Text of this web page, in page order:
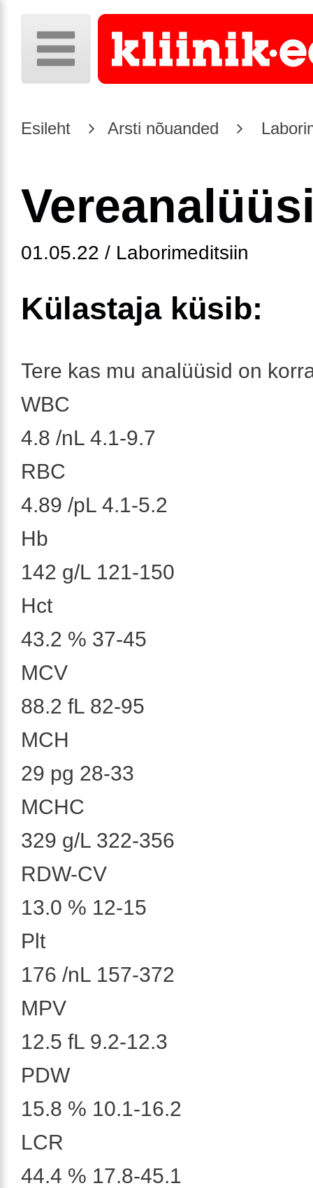
Esileht Arsti nõuanded
01.05.22 / Laborimeditsiin
Külastaja küsib:
Tere kas mu analüüsid on
WBC
4.8 /nL 4.1-9.7
RBC
4.89 /pL 4.1-5.2
Hb
142 g/L 121-150
Hct
43.2 % 37-45
MCV
88.2 fL 82-95
MCH
29 pg 28-33
MCHC
329 g/L 322-356
RDW-CV
13.0 % 12-15
Plt
176 /nL 157-372
MPV
12.5 fL 9.2-12.3
PDW
15.8 % 10.1-16.2
LCR
44.4 % 17.8-45.1